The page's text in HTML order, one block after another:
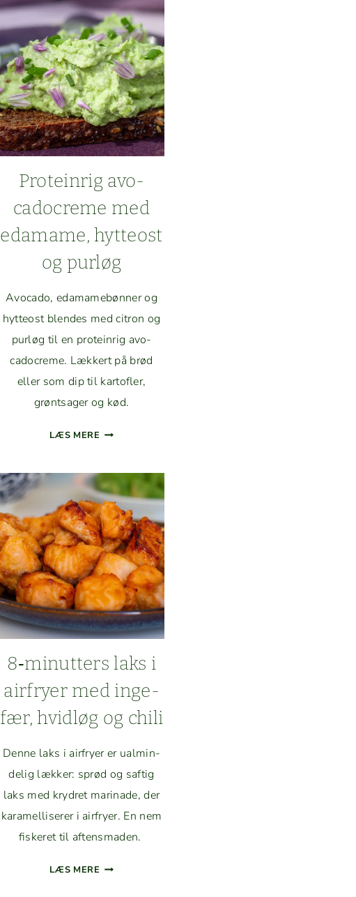
Pro­tein­rig avo­
cadocreme med
edamame, hyt­teost
og purløg
Avo­ca­do, edamame­bøn­ner og
hyt­teost blendes med cit­ron og
purløg til en pro­tein­rig avo­
cadocreme. Lækkert på brød
eller som dip til kartofler,
grøntsager og kød.
LÆS MERE PRO­
AVO­
CADOCREME
MED
EDAMAME,
HYT­
TEOST
OG
PURLØG
8‑minutters laks i
air­fry­er med inge­
fær, hvidløg og chili
Denne laks i air­fry­er er ual­min­
delig lækker: sprød og saftig
laks med kry­dret mari­nade, der
karamel­lis­er­er i air­fry­er. En nem
fiskeret til aftensmaden.
LÆS MERE 8‑MINUTTERS